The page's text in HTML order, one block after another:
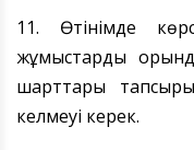
11. Өтінімде
жұмыстарды
шарттары
келмеуі керек.